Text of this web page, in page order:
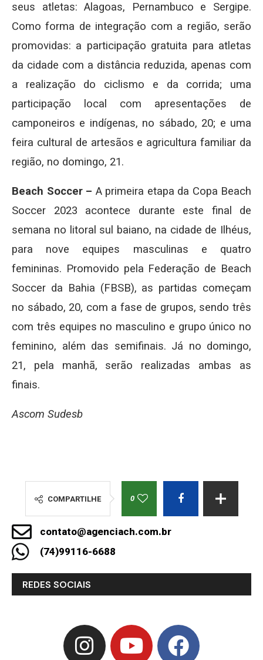
seus atletas: Alagoas, Pernambuco e Sergipe.
Como forma de integração com a região, serão
promovidas: a participação gratuita para atletas
da cidade com a distância reduzida, apenas com
a realização do ciclismo e da corrida; uma
participação local com apresentações de
camponeiros e indígenas, no sábado, 20; e uma
feira cultural de artesãos e agricultura familiar da
região, no domingo, 21.
Beach Soccer – A primeira etapa da Copa Beach
Soccer 2023 acontece durante este final de
semana no litoral sul baiano, na cidade de Ilhéus,
para nove equipes masculinas e quatro
femininas. Promovido pela Federação de Beach
Soccer da Bahia (FBSB), as partidas começam
no sábado, 20, com a fase de grupos, sendo três
com três equipes no masculino e grupo único no
feminino, além das semifinais. Já no domingo,
21, pela manhã, serão realizadas ambas as
finais.
Ascom Sudesb
COMPARTILHE 0
contato@agenciach.com.br
(74)99116-6688
REDES SOCIAIS